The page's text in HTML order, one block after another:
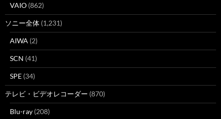
VAIO (862)
ソニー全体 (1,231)
AIWA (2)
SCN (41)
SPE (34)
テレビ・ビデオレコーダー (870)
Blu-ray (208)